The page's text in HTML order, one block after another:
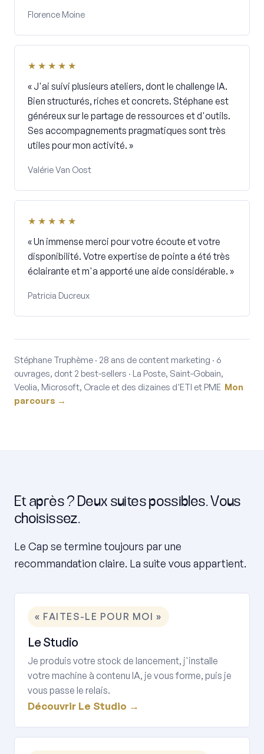
Florence Moine
★★★★★
« J'ai suivi plusieurs ateliers, dont le challenge IA.
Bien structurés, riches et concrets. Stéphane est
généreux sur le partage de ressources et d'outils.
Ses accompagnements pragmatiques sont très
utiles pour mon activité. »
Valérie Van Oost
★★★★★
« Un immense merci pour votre écoute et votre
disponibilité. Votre expertise de pointe a été très
éclairante et m'a apporté une aide considérable. »
Patricia Ducreux
Stéphane Truphème · 28 ans de content marketing · 6
ouvrages, dont 2 best-sellers · La Poste, Saint-Gobain,
Veolia, Microsoft, Oracle et des dizaines d'ETI et PME Mon
parcours →
Et après ? Deux suites possibles. Vous
choisissez.
Le Cap se termine toujours par une
recommandation claire. La suite vous appartient.
« FAITES-LE POUR MOI »
Le Studio
Je produis votre stock de lancement, j'installe
votre machine à contenu IA, je vous forme, puis je
vous passe le relais.
Découvrir Le Studio →